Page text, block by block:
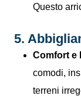
Questo
5.
Comfort e
comodi,
terreni